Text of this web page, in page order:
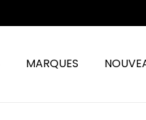
MARQUES